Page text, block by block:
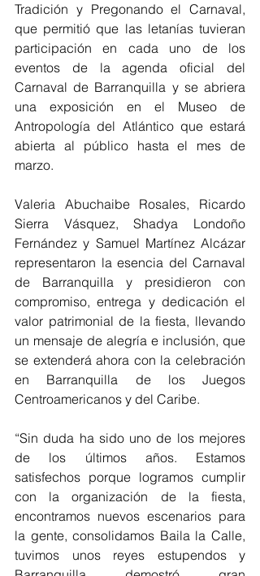
Tradición y Pregonando el Carnaval,
que permitió que las letanías tuvieran
participación en cada uno de los
eventos de la agenda oficial del
Carnaval de Barranquilla y se abriera
una exposición en el Museo de
Antropología del Atlántico que estará
abierta al público hasta el mes de
marzo.
Valeria Abuchaibe Rosales, Ricardo
Sierra Vásquez, Shadya Londoño
Fernández y Samuel Martínez Alcázar
representaron la esencia del Carnaval
de Barranquilla y presidieron con
compromiso, entrega y dedicación el
valor patrimonial de la fiesta, llevando
un mensaje de alegría e inclusión, que
se extenderá ahora con la celebración
en Barranquilla de los Juegos
Centroamericanos y del Caribe.
“Sin duda ha sido uno de los mejores
de los últimos años. Estamos
satisfechos porque logramos cumplir
con la organización de la fiesta,
encontramos nuevos escenarios para
la gente, consolidamos Baila la Calle,
tuvimos unos reyes estupendos y